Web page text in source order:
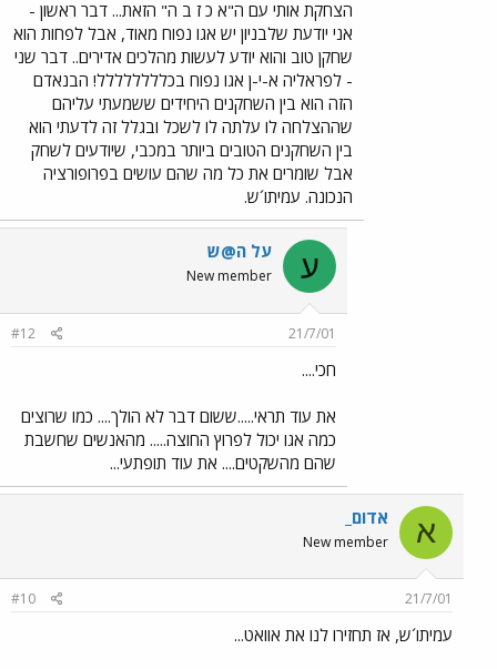
הצחקת אותי עם ה"א כ ז ב ה" הזאת... דבר ראשון -
אני יודעת שלבניון יש אגו נפוח מאוד, אבל לפחות הוא
שחקן טוב והוא יודע לעשות מהלכים אדירים.. דבר שני
- לפראליה א-י-ן אגו נפוח בכלללללללל! הבנאדם
הזה הוא בין השחקנים היחידים ששמעתי עליהם
שההצלחה לו עלתה לו לשכל ובגלל זה לדעתי הוא
בין השחקנים הטובים ביותר במכבי, שיודעים לשחק
אבל שומרים את כל מה שהם עושים בפרופורציה
הנכונה. עמיתו´ש.
ע על ה@ש
New member
21/7/01
#12
חכי....
את עוד תראי.....ששום דבר לא הולך.... כמו שרוצים
כמה אגו יכול לפרוץ החוצה..... מהאנשים שחשבת
שהם מהשקטים.... את עוד תופתעי...
א אדום_
New member
21/7/01
#10
עמיתו´ש, אז תחזירו לנו את אוואט...